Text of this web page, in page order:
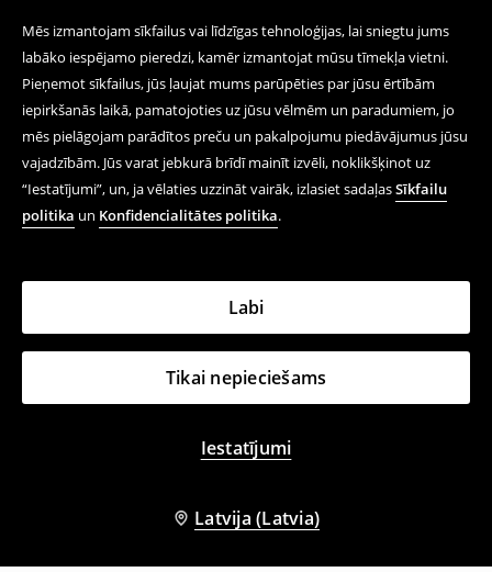
Mēs izmantojam sīkfailus vai līdzīgas tehnoloģijas, lai sniegtu jums
labāko iespējamo pieredzi, kamēr izmantojat mūsu tīmekļa vietni.
Pieņemot sīkfailus, jūs ļaujat mums parūpēties par jūsu ērtībām
iepirkšanās laikā, pamatojoties uz jūsu vēlmēm un paradumiem, jo
mēs pielāgojam parādītos preču un pakalpojumu piedāvājumus jūsu
vajadzībām. Jūs varat jebkurā brīdī mainīt izvēli, noklikšķinot uz
“Iestatījumi”, un, ja vēlaties uzzināt vairāk, izlasiet sadaļasSīkfailu
politika un Konfidencialitātes politika.
Tikai nepieciešams
Iestatījumi
Labi
Latvija (Latvia)